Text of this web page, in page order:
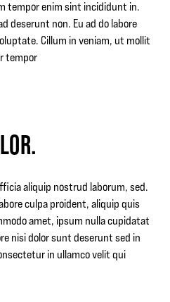
tempor enim sint incididunt in.
deserunt non. Eu ad do labore
Cillum in veniam, ut mollit
tempor
aliquip nostrud laborum, sed.
culpa proident, aliquip quis
amet, ipsum nulla cupidatat
nisi dolor sunt deserunt sed in
in ullamco velit qui